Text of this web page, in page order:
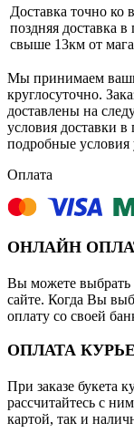
Доставка точно ко
поздняя доставка
свыше 13км от
Мы принимаем ваши
круглосуточно.
доставлены на
условия доставки
подробные условия
Оплата
ОНЛАЙН
Вы можете
сайте. Когда Вы
оплату со своей
ОПЛАТА
При заказе букета
рассчитайтесь с
картой, так и